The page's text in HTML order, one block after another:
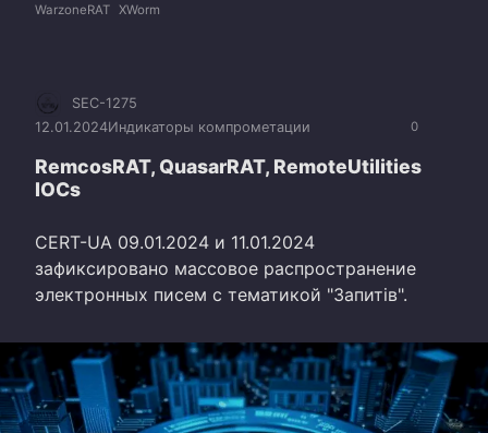
WarzoneRAT
XWorm
0
SEC-1275
12.01.2024Индикаторы компрометации
RemcosRAT, QuasarRAT, RemoteUtilities
IOCs
CERT-UA 09.01.2024 и 11.01.2024
зафиксировано массовое распространение
электронных писем с тематикой "Запитів".